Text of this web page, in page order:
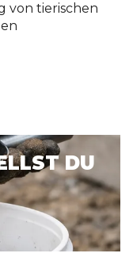
von tierischen
DU